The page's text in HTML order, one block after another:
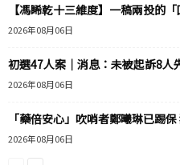
【馮睎乾十三維度】一稿兩投的
2026年08月06日
初選47人案｜消息：未被起訴8人
2026年08月06日
「藥倍安心」吹哨者鄭曦琳已踢
2026年08月06日